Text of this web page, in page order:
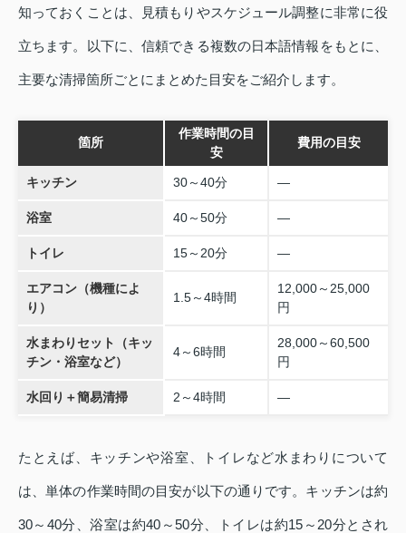
知っておくことは、見積もりやスケジュール調整に非常に役
立ちます。以下に、信頼できる複数の日本語情報をもとに、
主要な清掃箇所ごとにまとめた目安をご紹介します。
箇所
作業時間の目
安
費用の目安
キッチン 30～40分 ―
浴室 40～50分 ―
トイレ 15～20分 ―
エアコン（機種によ
り）
1.5～4時間
12,000～25,000
円
水まわりセット（キッ
チン・浴室など）
4～6時間
28,000～60,500
円
水回り＋簡易清掃 2～4時間 ―
たとえば、キッチンや浴室、トイレなど水まわりについて
は、単体の作業時間の目安が以下の通りです。キッチンは約
30～40分、浴室は約40～50分、トイレは約15～20分とされ